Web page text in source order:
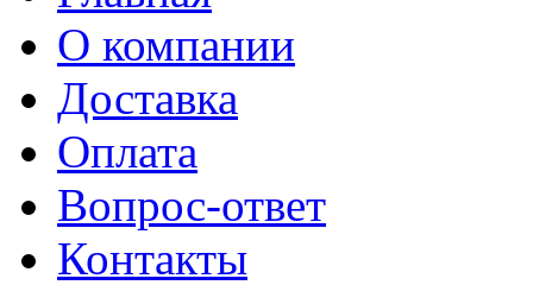
О компании
Доставка
Оплата
Вопрос-ответ
Контакты